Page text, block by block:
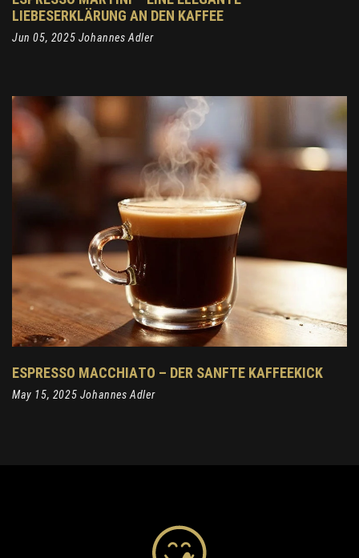
LIEBESERKLÄRUNG AN DEN KAFFEE
Jun 05, 2025 Johannes Adler
ESPRESSO MACCHIATO – DER SANFTE KAFFEEKICK
May 15, 2025 Johannes Adler